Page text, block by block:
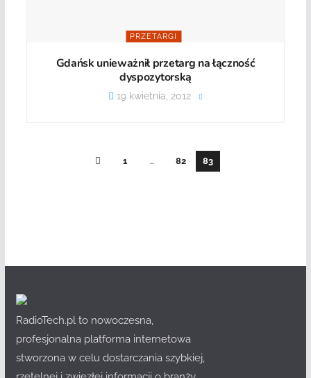
PRZETARGI
Gdańsk unieważnił przetarg na łączność
dyspozytorską
19 kwietnia, 2012
1 … 82 83
RadioTech.pl to nowoczesna,
profesjonalna platforma internetowa
stworzona w celu dostarczania szybkiej,